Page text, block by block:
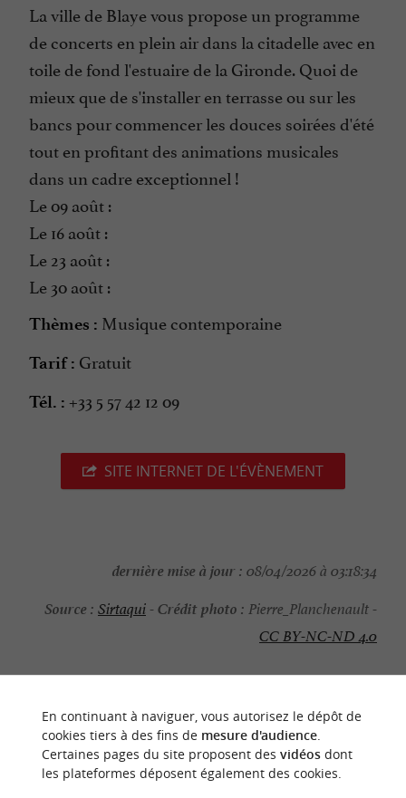
La ville de Blaye vous propose un programme
de concerts en plein air dans la citadelle avec en
toile de fond l'estuaire de la Gironde. Quoi de
mieux que de s'installer en terrasse ou sur les
bancs pour commencer les douces soirées d'été
tout en profitant des animations musicales
dans un cadre exceptionnel !
Le 09 août :
Le 16 août :
Le 23 août :
Le 30 août :
Thèmes : Musique contemporaine
Tarif : Gratuit
Tél. : +33 5 57 42 12 09
SITE INTERNET DE L'ÉVÈNEMENT
dernière mise à jour : 08/04/2026 à 03:18:34
Source : Sirtaqui-Crédit photo : Pierre_Planchenault -
CC BY-NC-ND 4.0
NOUS AVONS TESTÉPOUR VOUS
En continuant à naviguer, vous autorisez le dépôt de
cookies tiers à des fins de mesure d'audience.
Certaines pages du site proposent des vidéosdont
les plateformes déposent également des cookies.